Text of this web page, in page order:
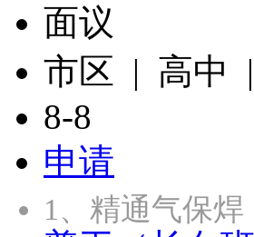
面议
市区 | 高中
8-8
申请
1、精通气保